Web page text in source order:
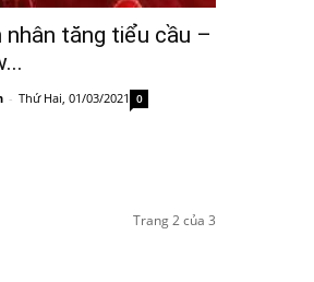
nhân tăng tiểu cầu –
- Thứ Hai, 01/03/2021 0
Trang 2 của 3